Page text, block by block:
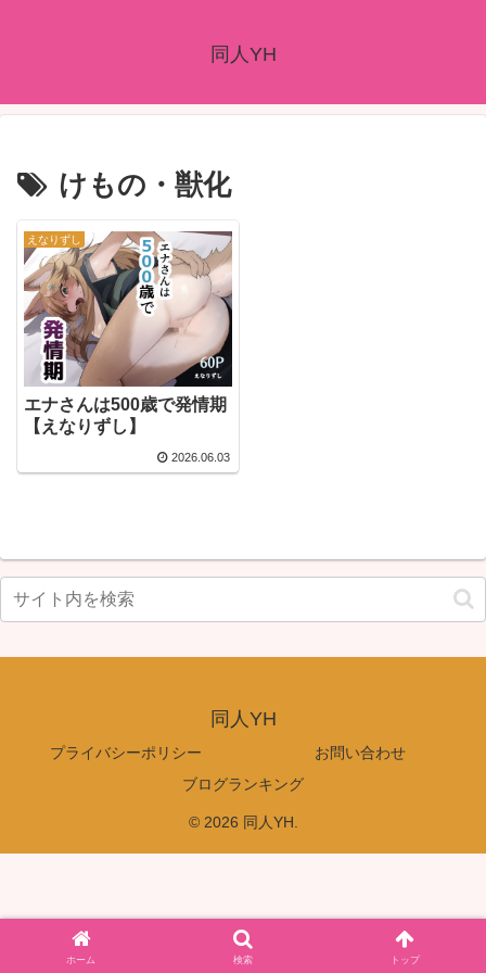
同人YH
けもの・獣化
えなりずし
エナさんは500歳で発情期
【えなりずし】
2026.06.03
同人YH
プライバシーポリシー
お問い合わせ
ブログランキング
© 2026 同人YH.
ホーム 検索 トップ